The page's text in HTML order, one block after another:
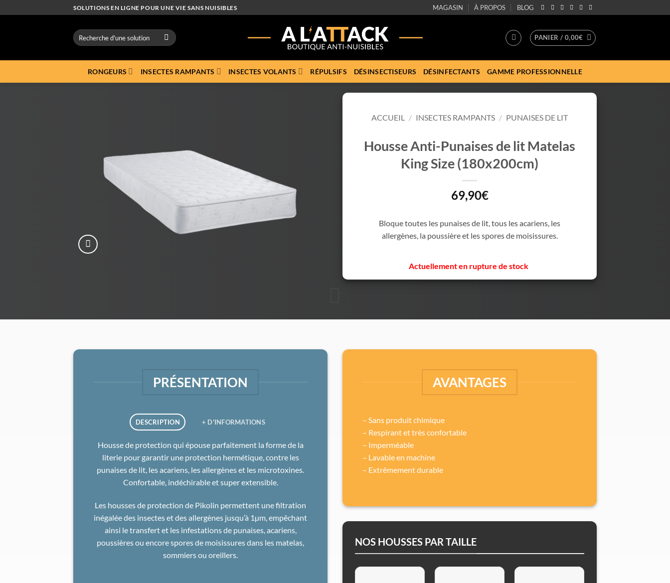
au
SOLUTIONS EN LIGNE POUR UNE VIE SANS NUISIBLES MAGASIN À PROPOS BLOG
Recherche
pour :
PANIER / 0,00€
RONGEURS INSECTES RAMPANTS INSECTES VOLANTS RÉPULSIFS DÉSINSECTISEURS DÉSINFECTANTS GAMME PROFESSIONNELLE
ACCUEIL / INSECTES RAMPANTS / PUNAISES DE LIT
Housse Anti-Punaises de lit Matelas
King Size (180x200cm)
69,90€
Bloque toutes les punaises de lit, tous les acariens, les
allergènes, la poussière et les spores de moisissures.
Actuellement en rupture de stock
PRÉSENTATION
DESCRIPTION + D'INFORMATIONS
Housse de protection qui épouse parfaitement la forme de la
literie pour garantir une protection hermétique, contre les
punaises de lit, les acariens, les allergènes et les microtoxines.
Confortable, indéchirable et super extensible.
Les housses de protection de Pikolin permettent une filtration
inégalée des insectes et des allergènes jusqu’à 1µm, empêchant
ainsi le transfert et les infestations de punaises, acariens,
poussières ou encore spores de moisissures dans les matelas,
sommiers ou oreillers.
AVANTAGES
– Sans produit chimique
– Respirant et très confortable
– Imperméable
– Lavable en machine
– Extrêmement durable
NOS HOUSSES PAR TAILLE